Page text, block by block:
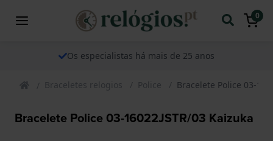
0
Os especialistas há mais de 25 anos
Braceletes relogios Police Bracelete Police 03-
Bracelete Police 03-16022JSTR/03 Kaizuka